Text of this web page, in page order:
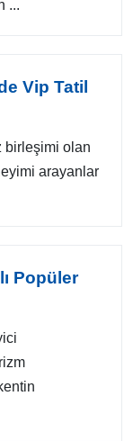
...
Vip Tatil
birleşimi olan
arayanlar
Popüler